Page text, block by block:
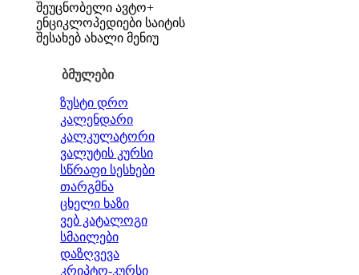
შეუცნობელი ავტო+
ენციკლოპედიები საიტის
შესახებ ახალი მენიუ
ბმულები
ზუსტი დრო
კალენდარი
კალკულატორი
ვალუტის კურსი
სწრაფი სესხები
თარგმნა
ცხელი ხაზი
ვებ კატალოგი
სმაილები
დაზღვევა
კრიპტო-კურსი